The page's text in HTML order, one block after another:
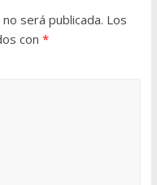
será publicada. Los
con *